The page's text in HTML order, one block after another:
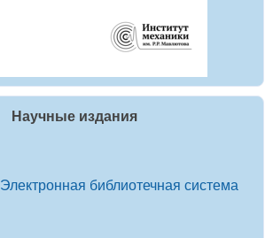
Научные издания
Электронная библиотечная система